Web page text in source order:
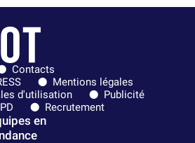
Contacts
Mentions légales
d'utilisation
Publicité
Recrutement
en